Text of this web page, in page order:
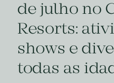
de julho no
Resorts:
shows e
todas as